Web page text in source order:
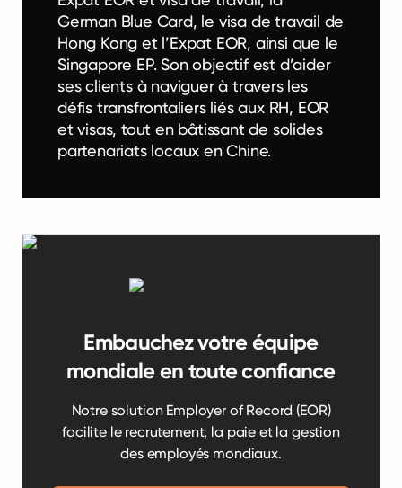
German Blue Card, le visa de travail de
Hong Kong et l’Expat EOR, ainsi que le
Singapore EP. Son objectif est d’aider
ses clients à naviguer à travers les
défis transfrontaliers liés aux RH, EOR
et visas, tout en bâtissant de solides
partenariats locaux en Chine.
Embauchez votre équipe
mondiale en toute confiance
Notre solution Employer of Record (EOR)
facilite le recrutement, la paie et la gestion
des employés mondiaux.